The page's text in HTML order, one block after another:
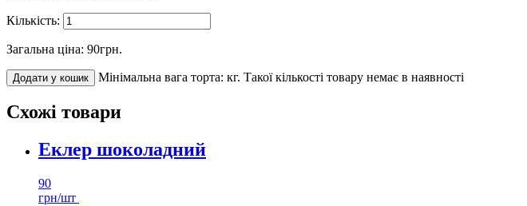
Кількість:
Загальна ціна: 90грн.
Додати у кошик Мінімальна вага торта: кг. Такої кількості товару немає в наявності
Схожі товари
Еклер шоколадний
90
грн/шт